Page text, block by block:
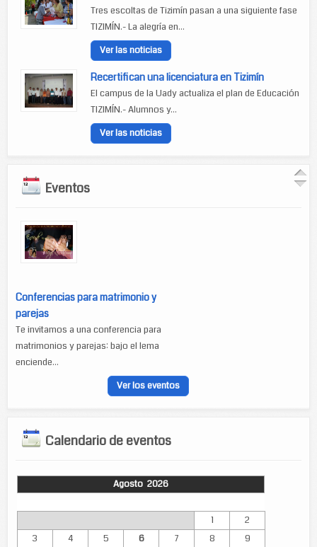
Tres escoltas de Tizimín pasan a una siguiente fase
TIZIMÍN.- La alegría en...
Ver las noticias
Recertifican una licenciatura en Tizimín
El campus de la Uady actualiza el plan de Educación
TIZIMÍN.- Alumnos y...
Ver las noticias
Eventos
Conferencias para matrimonio y
parejas
Te invitamos a una conferencia para
matrimonios y parejas: bajo el lema
enciende...
Ver los eventos
Calendario de eventos
Agosto 2026
1
2
3
4 5 6 7 8
9